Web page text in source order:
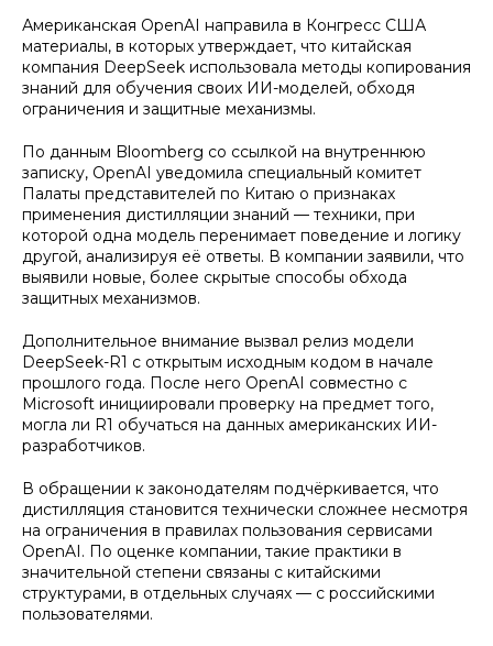
Американская OpenAI направила в Конгресс США
материалы, в которых утверждает, что китайская
компания DeepSeek использовала методы копирования
знаний для обучения своих ИИ-моделей, обходя
ограничения и защитные механизмы.
По данным Bloomberg со ссылкой на внутреннюю
записку, OpenAI уведомила специальный комитет
Палаты представителей по Китаю о признаках
применения дистилляции знаний — техники, при
которой одна модель перенимает поведение и логику
другой, анализируя её ответы. В компании заявили, что
выявили новые, более скрытые способы обхода
защитных механизмов.
Дополнительное внимание вызвал релиз модели
DeepSeek-R1 с открытым исходным кодом в начале
прошлого года. После него OpenAI совместно с
Microsoft инициировали проверку на предмет того,
могла ли R1 обучаться на данных американских ИИ-
разработчиков.
В обращении к законодателям подчёркивается, что
дистилляция становится технически сложнее несмотря
на ограничения в правилах пользования сервисами
OpenAI. По оценке компании, такие практики в
значительной степени связаны с китайскими
структурами, в отдельных случаях — с российскими
пользователями.